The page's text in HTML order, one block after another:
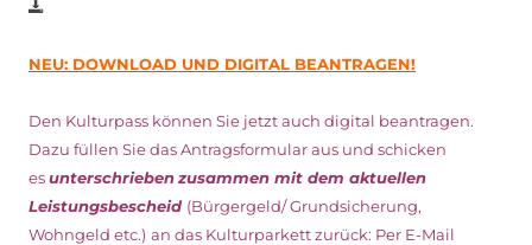
NEU: DOWNLOAD UND DIGITAL BEANTRAGEN!
Den Kulturpass können Sie jetzt auch digital beantragen.
Dazu füllen Sie das Antragsformular aus und schicken
esunterschriebenzusammen mit dem aktuellen
Leistungsbescheid (Bürgergeld/ Grundsicherung,
Wohngeld etc.) an das Kulturparkett zurück: Per E-Mail